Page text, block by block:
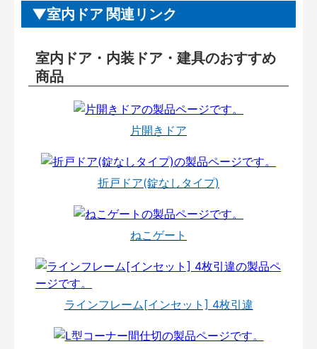
室内ドア 関連リンク
室内ドア・内装ドア・建具のおすすめ
商品
片開きドア
折戸ドア(錠なしタイプ)
ねこゲート
ラインフレーム[インセット] 4枚引違